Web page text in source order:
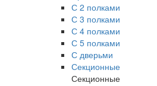
С 2 полками
С 3 полками
С 4 полками
С 5 полками
С дверьми
Секционные
Секционные